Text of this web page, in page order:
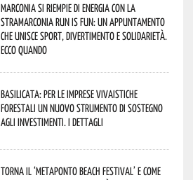
Marconia si riempie di energia con la
StraMarconia Run is Fun: un appuntamento
che unisce sport, divertimento e solidarietà.
Ecco quando
Basilicata: per le imprese vivaistiche
forestali un nuovo strumento di sostegno
agli investimenti. I dettagli
Torna il ‘Metaponto beach festival’ e come